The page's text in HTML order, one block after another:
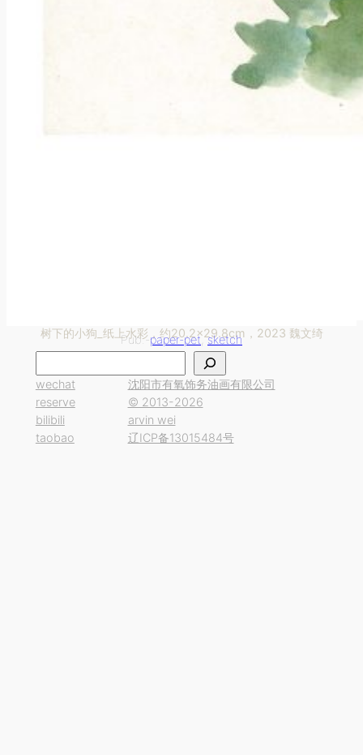
树下的小狗_纸上水彩，约20.2×29.8cm，2023 魏文绮
Pub.-paper-pet, sketch
索
wechat
reserve
bilibili
taobao
沈阳市有氧饰务油画有限公司
© 2013-2026
arvin wei
辽ICP备13015484号